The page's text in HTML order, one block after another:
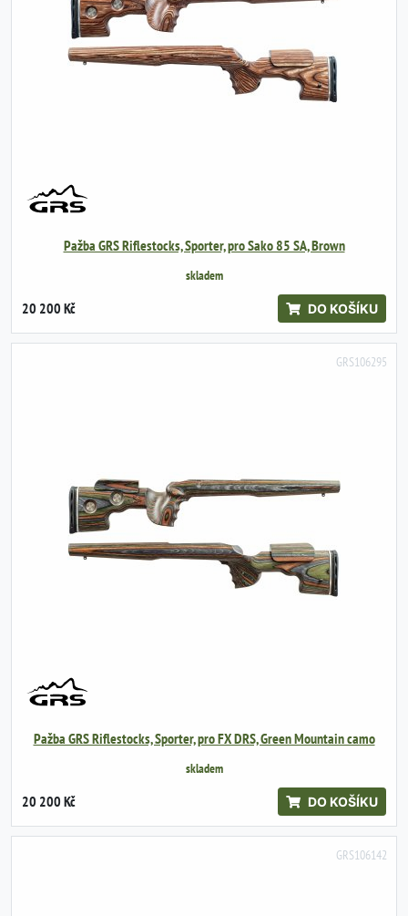
Pažba GRS Riflestocks, Sporter, pro Sako 85 SA, Brown
skladem
20 200 Kč DO KOŠÍKU
GRS106295
Pažba GRS Riflestocks, Sporter, pro FX DRS, Green Mountain camo
skladem
20 200 Kč DO KOŠÍKU
GRS106142